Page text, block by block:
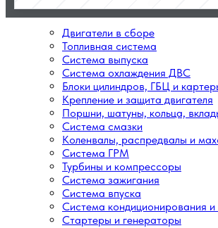
Двигатели в сборе
Топливная система
Система выпуска
Система охлаждения ДВС
Блоки цилиндров, ГБЦ и
Крепление и защита двигателя
Поршни, шатуны, кольца,
Система смазки
Коленвалы, распредвалы и
Система ГРМ
Турбины и компрессоры
Система зажигания
Система впуска
Система кондиционирования и
Стартеры и генераторы